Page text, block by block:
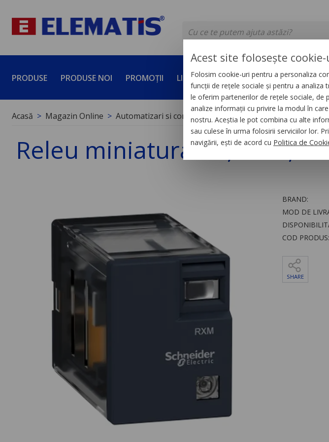
PRODUSE PRODUSE NOI PROMOȚII LICHIDĂRI DE STOC SERVICII
Acasă Magazin Online Automatizari si control industrial Relee
Releu miniatura 3A,4C/O,
BRAND:
MOD DE
COD PRODUS:
SHARE
Acest site folosește
Folosim cookie-uri pentru a personaliza
funcții de rețele sociale și pentru a analiza
le oferim partenerilor de rețele sociale, de
analize informații cu privire la modul în
nostru. Aceștia le pot combina cu alte
sau culese în urma folosirii serviciilor lor.
navigării, ești de acord cu Politica de